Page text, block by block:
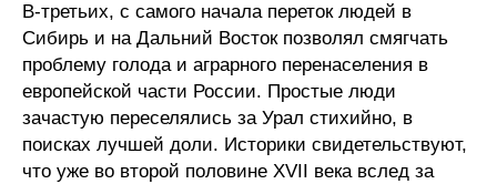
В-третьих, с самого начала переток людей в
Сибирь и на Дальний Восток позволял смягчать
проблему голода и аграрного перенаселения в
европейской части России. Простые люди
зачастую переселялись за Урал стихийно, в
поисках лучшей доли. Историки свидетельствуют,
что уже во второй половине XVII века вслед за